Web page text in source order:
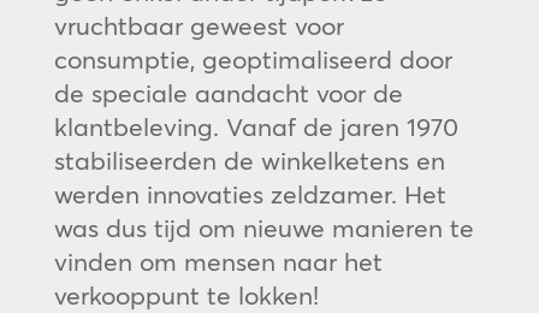
vruchtbaar geweest voor
consumptie, geoptimaliseerd door
de speciale aandacht voor de
klantbeleving. Vanaf de jaren 1970
stabiliseerden de winkelketens en
werden innovaties zeldzamer. Het
was dus tijd om nieuwe manieren te
vinden om mensen naar het
verkooppunt te lokken!